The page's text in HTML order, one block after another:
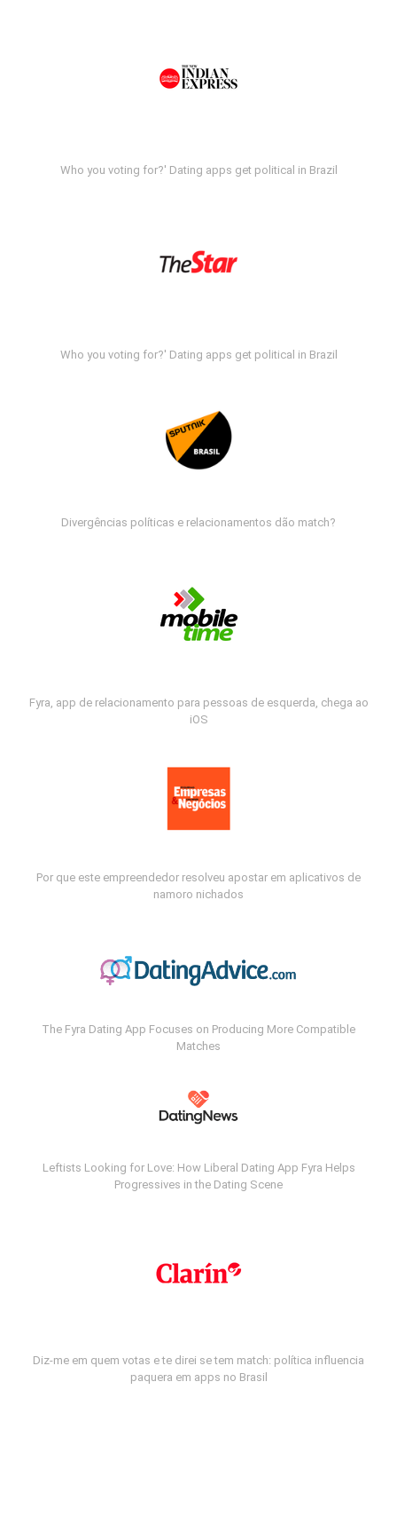
Who you voting for?' Dating apps get political in Brazil
Who you voting for?' Dating apps get political in Brazil
Divergências políticas e relacionamentos dão match?
Fyra, app de relacionamento para pessoas de esquerda, chega ao
iOS
Por que este empreendedor resolveu apostar em aplicativos de
namoro nichados
The Fyra Dating App Focuses on Producing More Compatible
Matches
Leftists Looking for Love: How Liberal Dating App Fyra Helps
Progressives in the Dating Scene
Diz-me em quem votas e te direi se tem match: política influencia
paquera em apps no Brasil